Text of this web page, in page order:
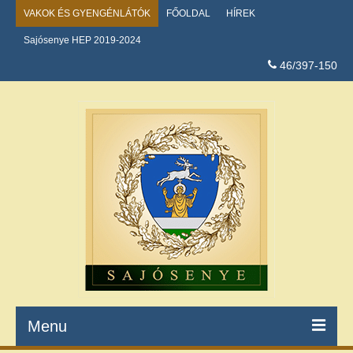
VAKOK ÉS GYENGÉNLÁTÓK FŐOLDAL HÍREK
Sajósenye HEP 2019-2024
46/397-150
Menu